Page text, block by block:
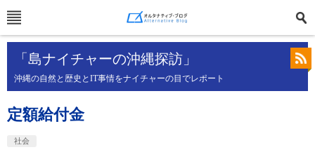
「島ナイチャーの沖縄探訪」
沖縄の自然と歴史とIT事情をナイチャーの目でレポート
定額給付金
社会